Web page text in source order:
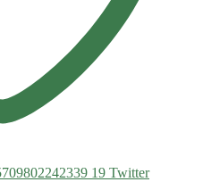
19 Twitter